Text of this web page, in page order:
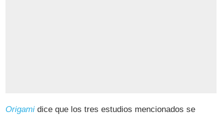
Origami dice que los tres estudios mencionados se